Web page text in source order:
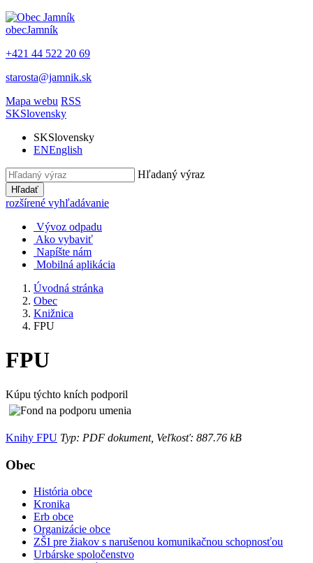
obecJamník
+421 44 522 20 69
starosta@jamnik.sk
Mapa webu RSS
SKSlovensky
SKSlovensky
ENEnglish
Hľadaný výraz
Hľadať
rozšírené vyhľadávanie
Vývoz odpadu
Ako vybaviť
Napíšte nám
Mobilná aplikácia
Úvodná stránka
Obec
Knižnica
FPU
FPU
Kúpu týchto kních podporil
Knihy FPU Typ: PDF dokument, Veľkosť: 887.76 kB
Obec
História obce
Kronika
Erb obce
Organizácie obce
ZŠI pre žiakov s narušenou komunikačnou schopnosťou
Urbárske spoločenstvo